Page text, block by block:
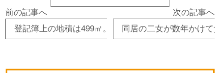
前の記事へ
登記簿上の地積は499㎡。実測により「地積規模の大
次の記事へ
同居の二女が数年かけて